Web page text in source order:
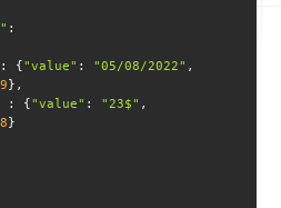
: {"value" : "05/08/2022"
: {"value" : "23$"